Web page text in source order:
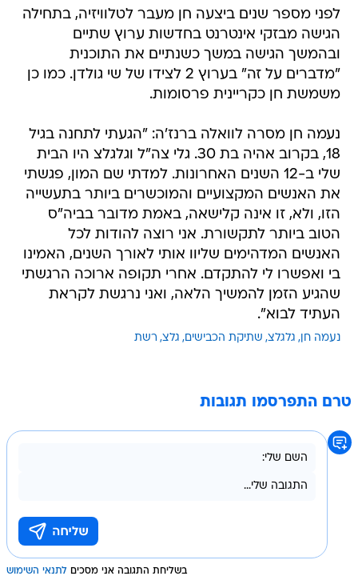
לפני מספר שנים ביצעה חן מעבר לטלוויזיה, בתחילה
הגישה מבזקי אינטרנט בחדשות ערוץ שתיים
ובהמשך הגישה במשך כשנתיים את התוכנית
"מדברים על זה" בערוץ 2 לצידו של שי גולדן. כמו כן
משמשת חן כקריינית פרסומות.
נעמה חן מסרה לוואלה ברנז'ה: "הגעתי לתחנה בגיל
18, בקרוב אהיה בת 30. גלי צה"ל וגלגלצ היו הבית
שלי ב-12 השנים האחרונות. למדתי שם המון, פגשתי
את האנשים המקצועיים והמוכשרים ביותר בתעשייה
הזו, ולא, זו אינה קלישאה, באמת מדובר בביה"ס
הטוב ביותר לתקשורת. אני רוצה להודות לכל
האנשים המדהימים שליוו אותי לאורך השנים, האמינו
בי ואפשרו לי להתקדם. אחרי תקופה ארוכה הרגשתי
שהגיע הזמן להמשיך הלאה, ואני נרגשת לקראת
העתיד לבוא".
נעמה חן גלגלצ שתיקת הכבישים גלצ רשת
טרם התפרסמו תגובות
בשליחת התגובה אני מסכים לתנאי השימוש